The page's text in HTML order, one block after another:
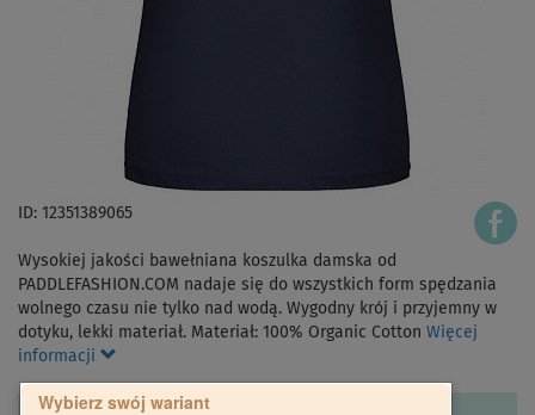
ID: 12351389065
Wysokiej jakości bawełniana koszulka damska od
PADDLEFASHION.COM nadaje się do wszystkich form spędzania
wolnego czasu nie tylko nad wodą. Wygodny krój i przyjemny w
dotyku, lekki materiał. Materiał: 100% Organic Cotton Więcej
informacji
Wybierz swój wariant